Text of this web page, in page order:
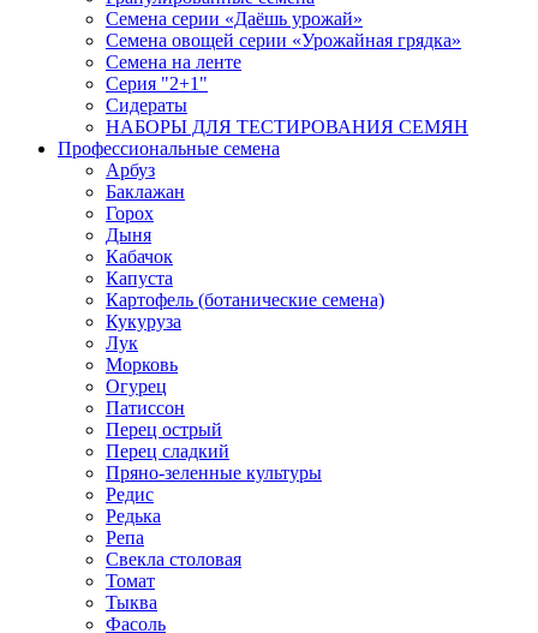
Семена серии «Даёшь урожай»
Семена овощей серии «Урожайная грядка»
Семена на ленте
Серия "2+1"
Сидераты
НАБОРЫ ДЛЯ ТЕСТИРОВАНИЯ СЕМЯН
Профессиональные семена
Арбуз
Баклажан
Горох
Дыня
Кабачок
Капуста
Картофель (ботанические семена)
Кукуруза
Лук
Морковь
Огурец
Патиссон
Перец острый
Перец сладкий
Пряно-зеленные культуры
Редис
Редька
Репа
Свекла столовая
Томат
Тыква
Фасоль